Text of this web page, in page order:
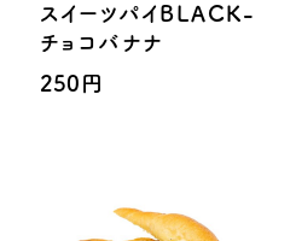
スイーツパイBLACK-
チョコバナナ
250円